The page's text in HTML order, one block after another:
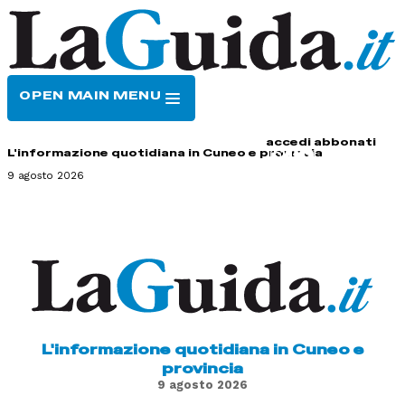
OPEN MAIN MENU
accedi abbonati
L'informazione quotidiana in Cuneo e provincia
9 agosto 2026
L'informazione quotidiana in Cuneo e
provincia
9 agosto 2026